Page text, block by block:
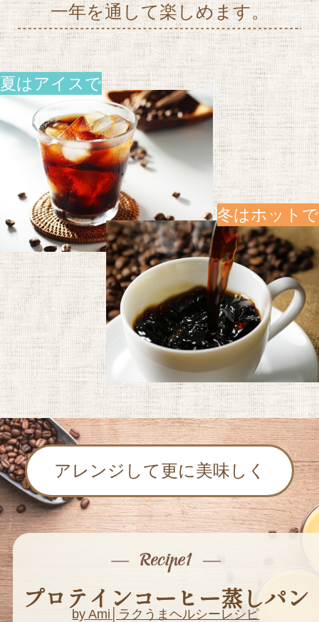
一年を通して楽しめます。
夏はアイスで
冬はホットで
アレンジして更に美味しく
プロテインコーヒー蒸しパン
by Ami│ラクうまヘルシーレシピ